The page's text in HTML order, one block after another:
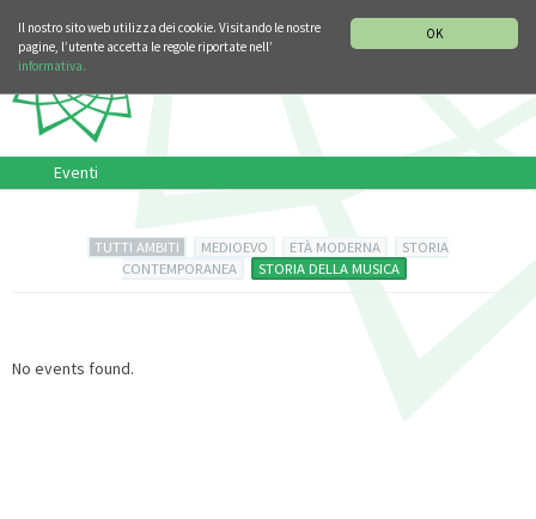
OK
Il nostro sito web utilizza dei cookie. Visitando le nostre
pagine, l’utente accetta le regole riportate nell’
informativa.
Eventi
TUTTI AMBITI MEDIOEVO ETÀ MODERNA
STORIA
CONTEMPORANEA
STORIA DELLA MUSICA
No events found.